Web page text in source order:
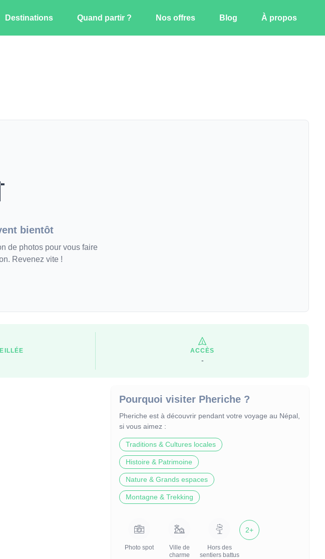
Destinations Quand partir ? Nos offres Blog À propos
bientôt
de photos pour vous faire
Revenez vite !
ACCÈS
-
Pourquoi visiter Pheriche ?
Pheriche est à découvrir pendant votre voyageau Népal
si vous aimez :
Traditions & Cultures locales
Histoire & Patrimoine
Nature & Grands espaces
Montagne & Trekking
Photo spot
Ville de
charme
Hors des
sentiers battus
2+